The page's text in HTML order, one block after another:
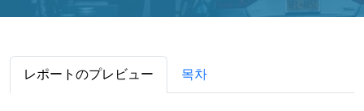
レポートのプレビュー 목차